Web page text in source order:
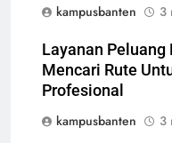
kampusbanten
3
Layanan
Mencari Rute
Profesional
kampusbanten
3